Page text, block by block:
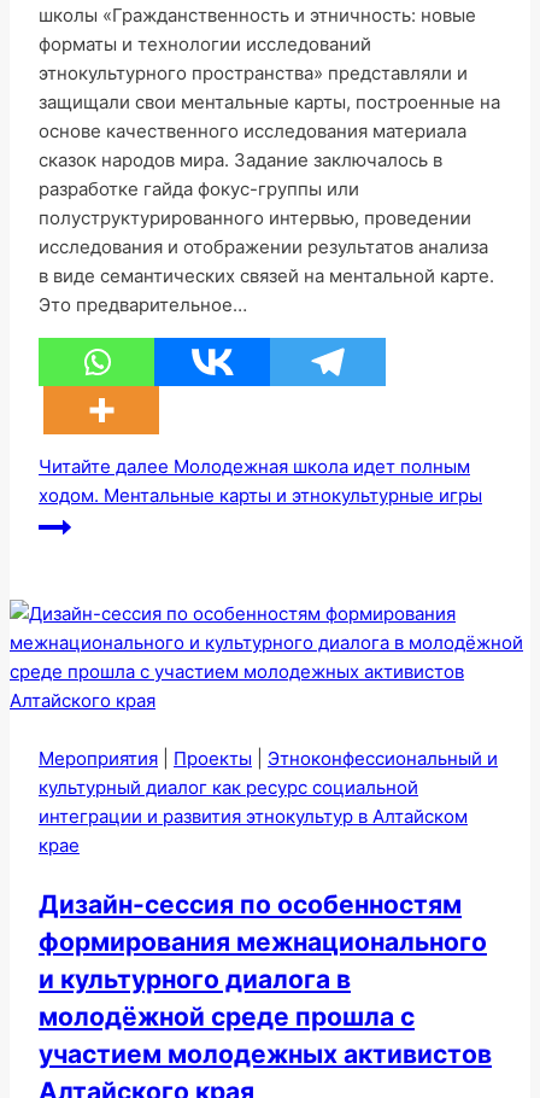
школы «Гражданственность и этничность: новые
форматы и технологии исследований
этнокультурного пространства» представляли и
защищали свои ментальные карты, построенные на
основе качественного исследования материала
сказок народов мира. Задание заключалось в
разработке гайда фокус-группы или
полуструктурированного интервью, проведении
исследования и отображении результатов анализа
в виде семантических связей на ментальной карте.
Это предварительное…
Читайте далее Молодежная школа идет полным
ходом. Ментальные карты и этнокультурные игры
Мероприятия Проекты
Этноконфессиональный и
культурный диалог как ресурс социальной
интеграции и развития этнокультур в Алтайском
крае
Дизайн-сессия по особенностям
формирования межнационального
и культурного диалога в
молодёжной среде прошла с
участием молодежных активистов
Алтайского края